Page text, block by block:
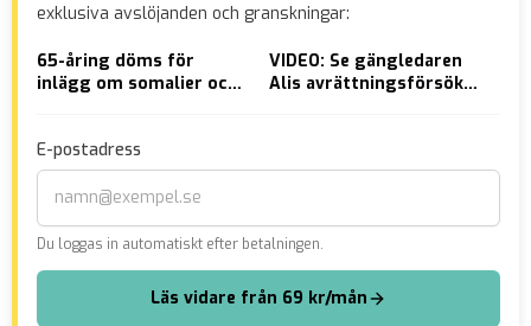
exklusiva avslöjanden och granskningar:
65-åring döms för
inlägg om somalier och
VIDEO: Se gängledaren
Alis avrättningsförsök i
E-postadress
Du loggas in automatiskt efter betalningen.
Läs vidare från 69 kr/mån